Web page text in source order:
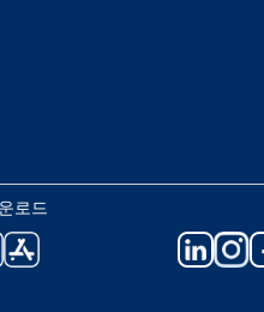
로드